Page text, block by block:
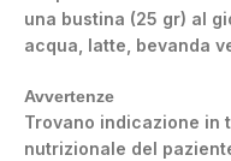
una bustina (25 gr) al
acqua, latte, bevanda
Avvertenze
Trovano indicazione in
nutrizionale del